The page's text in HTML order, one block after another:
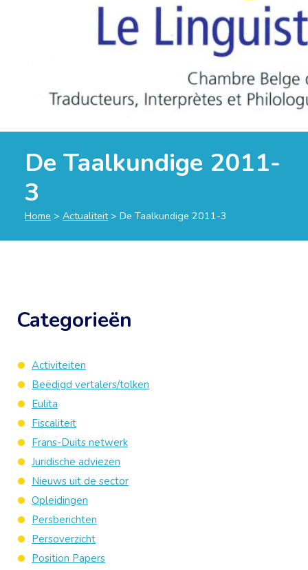
De Taalkundige 2011-
3
Home > Actualiteit> De Taalkundige 2011-3
Categorieën
Activiteiten
Beëdigd vertalers/tolken
Eulita
Fiscaliteit
Frans-Duits netwerk
Juridische adviezen
Nieuws uit de sector
Opleidingen
Persberichten
Persoverzicht
Position Papers